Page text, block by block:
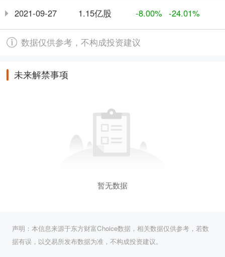
2021-09-27 1.15亿股 -8.00% -24.01%
数据仅供参考，不构成投资建议
未来解禁事项
暂无数据
声明：本信息来源于东方财富Choice数据，相关数据仅供参考，若数
据有误，以交易所发布数据为准，不构成投资建议。